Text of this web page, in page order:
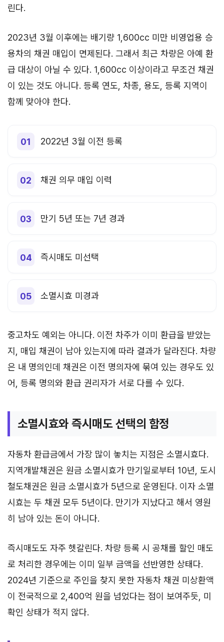
린다.
2023년 3월 이후에는 배기량 1,600cc 미만 비영업용 승
용차의 채권 매입이 면제된다. 그래서 최근 차량은 아예 환
급 대상이 아닐 수 있다. 1,600cc 이상이라고 무조건 채권
이 있는 것도 아니다. 등록 연도, 차종, 용도, 등록 지역이
함께 맞아야 한다.
2022년 3월 이전 등록
채권 의무 매입 이력
만기 5년 또는 7년 경과
즉시매도 미선택
소멸시효 미경과
중고차도 예외는 아니다. 이전 차주가 이미 환급을 받았는
지, 매입 채권이 남아 있는지에 따라 결과가 달라진다. 차량
은 내 명의인데 채권은 이전 명의자에 묶여 있는 경우도 있
어, 등록 명의와 환급 권리자가 서로 다를 수 있다.
소멸시효와 즉시매도 선택의 함정
자동차 환급금에서 가장 많이 놓치는 지점은 소멸시효다.
지역개발채권은 원금 소멸시효가 만기일로부터 10년, 도시
철도채권은 원금 소멸시효가 5년으로 운영된다. 이자 소멸
시효는 두 채권 모두 5년이다. 만기가 지났다고 해서 영원
히 남아 있는 돈이 아니다.
즉시매도도 자주 헷갈린다. 차량 등록 시 공채를 할인 매도
로 처리한 경우에는 이미 일부 금액을 선반영한 상태다.
2024년 기준으로 주인을 찾지 못한 자동차 채권 미상환액
이 전국적으로 2,400억 원을 넘었다는 점이 보여주듯, 미
확인 상태가 적지 않다.